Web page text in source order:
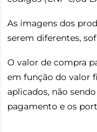
As imagens dos
serem diferentes,
O valor de compra
em função do valor
aplicados, não
pagamento e os